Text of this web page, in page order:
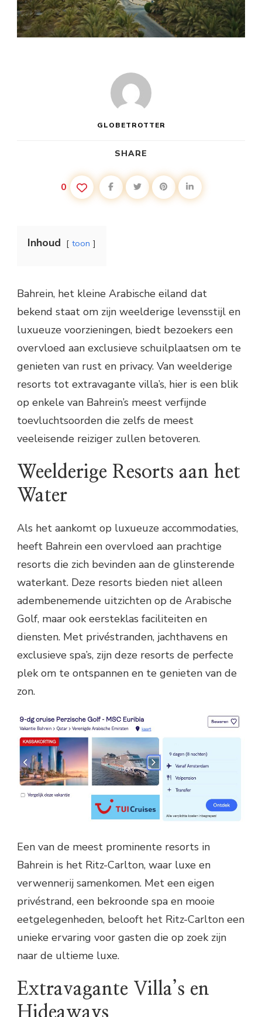
GLOBETROTTER
SHARE
0
Inhoud toon
Bahrein, het kleine Arabische eiland dat
bekend staat om zijn weelderige levensstijl en
luxueuze voorzieningen, biedt bezoekers een
overvloed aan exclusieve schuilplaatsen om te
genieten van rust en privacy. Van weelderige
resorts tot extravagante villa’s, hier is een blik
op enkele van Bahrein’s meest verfijnde
toevluchtsoorden die zelfs de meest
veeleisende reiziger zullen betoveren.
Weelderige Resorts aan het
Water
Als het aankomt op luxueuze accommodaties,
heeft Bahrein een overvloed aan prachtige
resorts die zich bevinden aan de glinsterende
waterkant. Deze resorts bieden niet alleen
adembenemende uitzichten op de Arabische
Golf, maar ook eersteklas faciliteiten en
diensten. Met privéstranden, jachthavens en
exclusieve spa’s, zijn deze resorts de perfecte
plek om te ontspannen en te genieten van de
zon.
Een van de meest prominente resorts in
Bahrein is het Ritz-Carlton, waar luxe en
verwennerij samenkomen. Met een eigen
privéstrand, een bekroonde spa en mooie
eetgelegenheden, belooft het Ritz-Carlton een
unieke ervaring voor gasten die op zoek zijn
naar de ultieme luxe.
Extravagante Villa’s en
Hideaways